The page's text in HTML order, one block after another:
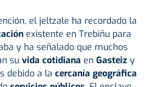
el jeltzale ha recordado la
existente en Trebiñu para
y ha señalado que muchos
su vida cotidiana en Gasteiz y
debido a la cercanía geográfica